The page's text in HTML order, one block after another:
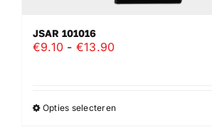
JSAR 101016
€9.10 - €13.90Prijsklasse:
€13.90
Opties selecterenDit